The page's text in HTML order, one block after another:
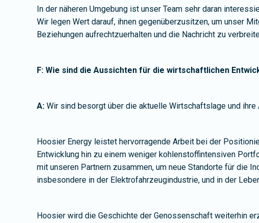
In der näheren Umgebung ist unser Team sehr daran
Wir legen Wert darauf, ihnen gegenüberzusitzen, um unser
Beziehungen aufrechtzuerhalten und die Nachricht zu
F: Wie sind die Aussichten für die wirtschaftlichen
A: Wir sind besorgt über die aktuelle Wirtschaftslage und
Hoosier Energy leistet hervorragende Arbeit bei der
Entwicklung hin zu einem weniger kohlenstoffintensiven
mit unseren Partnern zusammen, um neue Standorte für die
insbesondere in der Elektrofahrzeugindustrie, und in der
Hoosier wird die Geschichte der Genossenschaft weiterhin